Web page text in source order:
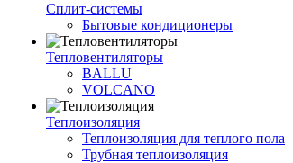
Сплит-системы
Бытовые кондиционеры
Тепловентиляторы
BALLU
VOLCANO
Теплоизоляция
Теплоизоляция для теплого пола
Трубная теплоизоляция